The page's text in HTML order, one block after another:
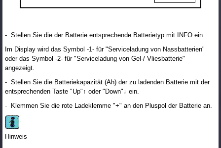
- Stellen Sie die der Batterie entsprechende Batterietyp mit INFO ein.
Im Display wird das Symbol -1- für "Serviceladung von Nassbatterien"
oder das Symbol -2- für "Serviceladung von Gel-/ Vliesbatterie"
angezeigt.
- Stellen Sie die Batteriekapazität (Ah) der zu ladenden Batterie mit der
entsprechenden Taste "Up"↑ oder "Down"↓ ein.
- Klemmen Sie die rote Ladeklemme "+" an den Pluspol der Batterie an.
Hinweis